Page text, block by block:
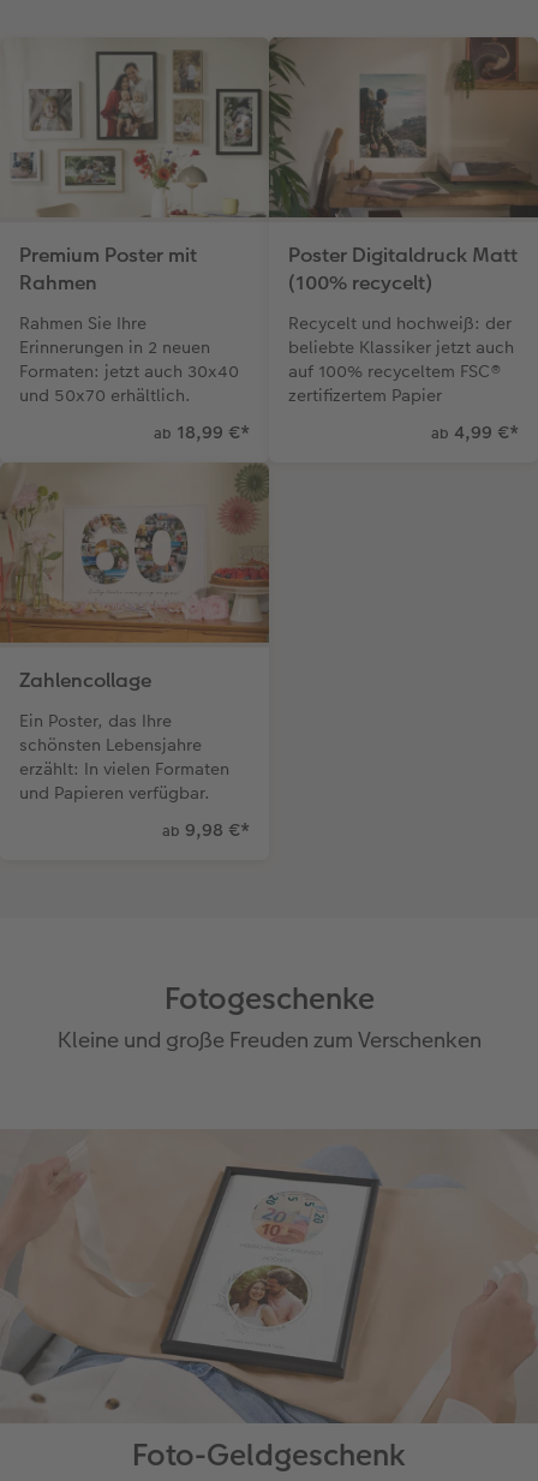
Premium Poster mit
Rahmen
Rahmen Sie Ihre
Erinnerungen in 2 neuen
Formaten: jetzt auch 30x40
und 50x70 erhältlich.
ab 18,99 €*
Poster Digitaldruck Matt
(100% recycelt)
Recycelt und hochweiß: der
beliebte Klassiker jetzt auch
auf 100% recyceltem FSC®
zertifizertem Papier
ab 4,99 €*
Zahlencollage
Ein Poster, das Ihre
schönsten Lebensjahre
erzählt: In vielen Formaten
und Papieren verfügbar.
ab 9,98 €*
Fotogeschenke
Kleine und große Freuden zum Verschenken
Foto-Geldgeschenk